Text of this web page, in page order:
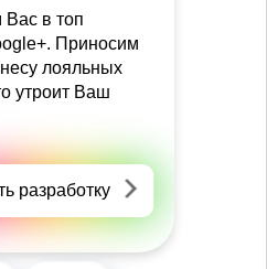
Вас в топ
Приносим
лояльных
утроит Ваш
разработку